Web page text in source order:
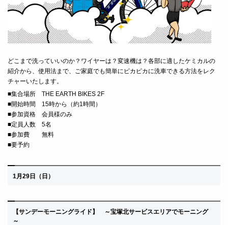
どこまで洗っていいのか？ワイヤーは？変速機は？各部に適したケミカルの
紹介から、使用法まで、ご家庭でも簡単にピカピカに洗車できる方法をレク
チャーいたします。
■集合場所 THE EARTH BIKES 2F
■開始時間 15時から（約1時間）
■参加資格 会員様のみ
■定員人数 5名
■参加費 無料
■要予約
1月29日（日）
【サンデーモーニングライド】 ～宝塚北サービスエリアでモーニング
～